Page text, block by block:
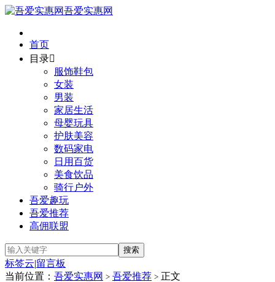
吾爱实惠网
首页
目录
服饰鞋包
女装
男装
家居生活
母婴玩具
护肤美容
数码家电
日用百货
美食饮品
骑行户外
吾爱趣玩
吾爱推荐
高佣联盟
标签云|留言板
当前位置： 吾爱实惠网 > 吾爱推荐 > 正文